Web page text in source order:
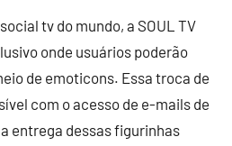
tv do mundo, a SOUL TV
onde usuários poderão
de emoticons. Essa troca de
com o acesso de e-mails de
entrega dessas figurinhas